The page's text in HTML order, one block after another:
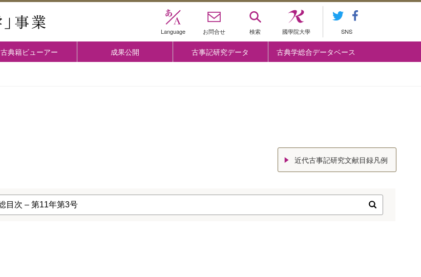
Language お問合せ 検索 國學院大學 SNS
古典籍ビューアー 成果公開 古事記研究データ 古典学総合データベース
近代古事記研究文献目録凡例